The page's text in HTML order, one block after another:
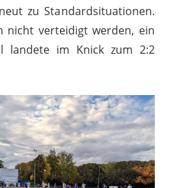
zu Standardsituationen.
nicht verteidigt werden, ein
landete im Knick zum 2:2